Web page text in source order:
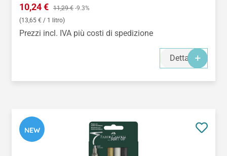
Prezzo di vendita:
10,24 € Prezzo normale:
11,29 € -9.3%
(13,65 € / 1 litro)
Prezzi incl. IVA più costi di spedizione
Dettagli
NEW